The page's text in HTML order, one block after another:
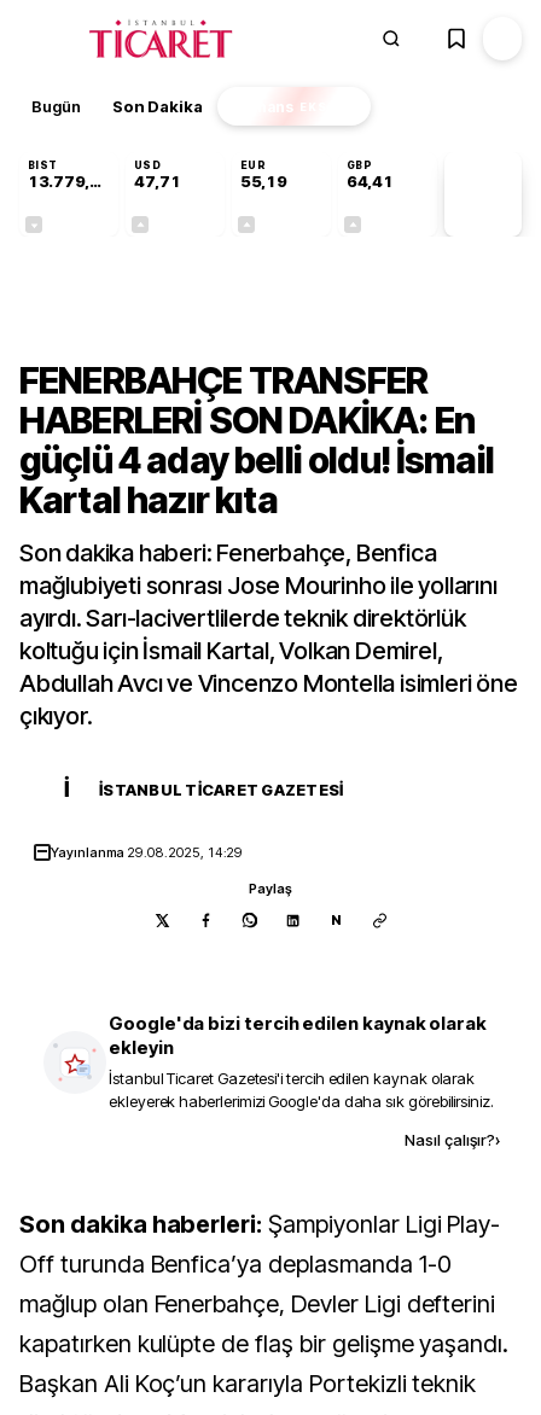
Bugün Son Dakika Finans EKSTRA
BIST
13.779,39
USD
47,71
EUR
55,19
GBP
64,41
FENERBAHÇE TRANSFER
HABERLERİ SON DAKİKA: En
güçlü 4 aday belli oldu! İsmail
Kartal hazır kıta
Son dakika haberi: Fenerbahçe, Benfica
mağlubiyeti sonrası Jose Mourinho ile yollarını
ayırdı. Sarı-lacivertlilerde teknik direktörlük
koltuğu için İsmail Kartal, Volkan Demirel,
Abdullah Avcı ve Vincenzo Montella isimleri öne
çıkıyor.
İ İSTANBUL TICARET GAZETESI
Yayınlanma 29.08.2025, 14:29
Paylaş
N
Google'da bizi tercih edilen kaynak olarak
ekleyin
İstanbul Ticaret Gazetesi'i tercih edilen kaynak olarak
ekleyerek haberlerimizi Google'da daha sık görebilirsiniz.
Nasıl çalışır?›
Son dakika haberleri: Şampiyonlar Ligi Play-
Off turunda Benfica’ya deplasmanda 1-0
mağlup olan Fenerbahçe, Devler Ligi defterini
kapatırken kulüpte de flaş bir gelişme yaşandı.
Başkan Ali Koç’un kararıyla Portekizli teknik